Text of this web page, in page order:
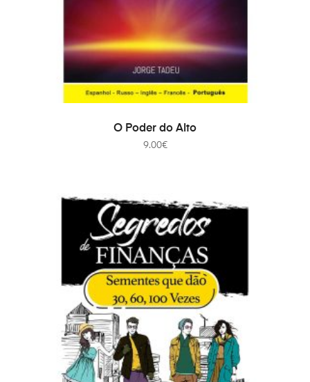
ADICIONAR
O Poder do Alto
9.00€